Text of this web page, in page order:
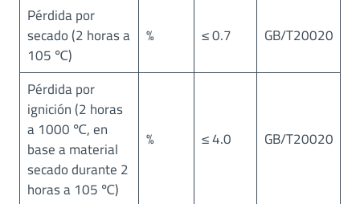
=
0
/
g
)
Pérdida por
secado (2 horas a
105 ℃)
% ≤ 0.7 GB/T20020
Pérdida por
ignición (2 horas
a 1000 ℃, en
base a material
secado durante 2
horas a 105 ℃)
% ≤ 4.0 GB/T20020